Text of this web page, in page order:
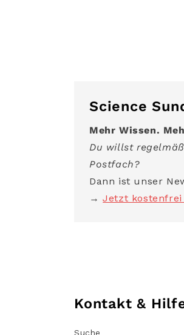
Science
Mehr Wissen.
Du willst
Postfach?
Dann ist unser
→Jetzt kostenfrei
Kontakt &
Suche